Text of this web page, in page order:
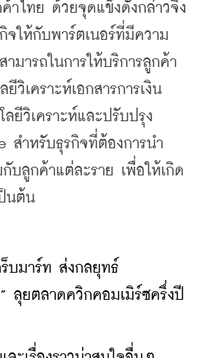
ค้าไทย ด้วยจุดแข็งดังกล่าวจึง
จให้กับพาร์ตเนอร์ที่มีความ
มารถในการให้บริการลูกค้า
วิเคราะห์เอกสารการเงิน
ยีวิเคราะห์และปรับปรุง
สำหรับธุรกิจที่ต้องการนำ
บลูกค้าแต่ละราย เพื่อให้เกิด
นต้น
บมาร์ท ส่งกลยุทธ์
ลุยตลาดควิกคอมเมิร์ซครึ่งปี